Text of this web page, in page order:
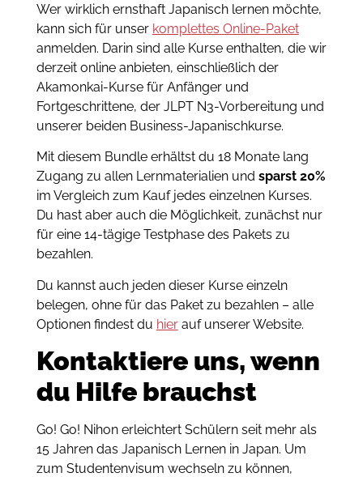
Wer wirklich ernsthaft Japanisch lernen möchte,
kann sich für unser komplettes Online-Paket
anmelden. Darin sind alle Kurse enthalten, die wir
derzeit online anbieten, einschließlich der
Akamonkai-Kurse für Anfänger und
Fortgeschrittene, der JLPT N3-Vorbereitung und
unserer beiden Business-Japanischkurse.
Mit diesem Bundle erhältst du 18 Monate lang
Zugang zu allen Lernmaterialien und sparst 20%
im Vergleich zum Kauf jedes einzelnen Kurses.
Du hast aber auch die Möglichkeit, zunächst nur
für eine 14-tägige Testphase des Pakets zu
bezahlen.
Du kannst auch jeden dieser Kurse einzeln
belegen, ohne für das Paket zu bezahlen – alle
Optionen findest du hierauf unserer Website.
Kontaktiere uns, wenn
du Hilfe brauchst
Go! Go! Nihon erleichtert Schülern seit mehr als
15 Jahren das Japanisch Lernen in Japan. Um
zum Studentenvisum wechseln zu können,